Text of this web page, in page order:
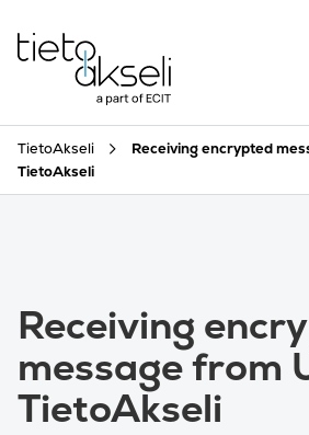
TietoAkseli
Receiving encrypted
TietoAkseli
Receiving
message from
TietoAkseli